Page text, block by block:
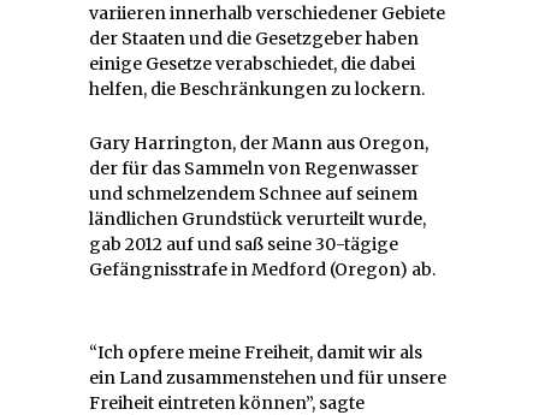
variieren innerhalb verschiedener Gebiete
der Staaten und die Gesetzgeber haben
einige Gesetze verabschiedet, die dabei
helfen, die Beschränkungen zu lockern.
Gary Harrington, der Mann aus Oregon,
der für das Sammeln von Regenwasser
und schmelzendem Schnee auf seinem
ländlichen Grundstück verurteilt wurde,
gab 2012 auf und saß seine 30-tägige
Gefängnisstrafe in Medford (Oregon) ab.
“Ich opfere meine Freiheit, damit wir als
ein Land zusammenstehen und für unsere
Freiheit eintreten können”, sagte